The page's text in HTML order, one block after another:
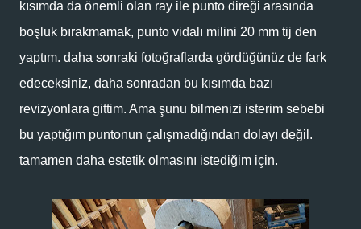
kısımda da önemli olan ray ile punto direği arasında
boşluk bırakmamak, punto vidalı milini 20 mm tij den
yaptım. daha sonraki fotoğraflarda gördüğünüz de fark
edeceksiniz, daha sonradan bu kısımda bazı
revizyonlara gittim. Ama şunu bilmenizi isterim sebebi
bu yaptığım puntonun çalışmadığından dolayı değil.
tamamen daha estetik olmasını istediğim için.